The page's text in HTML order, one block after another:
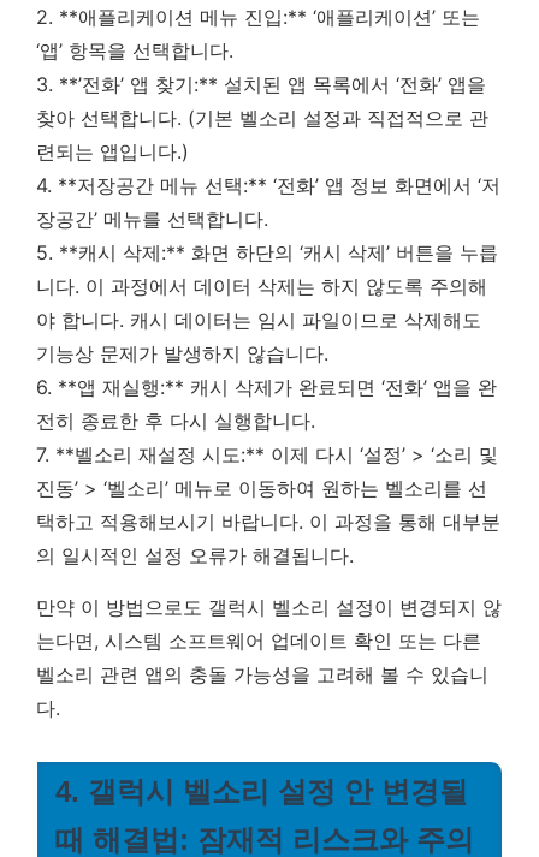
2. **애플리케이션 메뉴 진입:** ‘애플리케이션’ 또는
‘앱’ 항목을 선택합니다.
3. **’전화’ 앱 찾기:** 설치된 앱 목록에서 ‘전화’ 앱을
찾아 선택합니다. (기본 벨소리 설정과 직접적으로 관
련되는 앱입니다.)
4. **저장공간 메뉴 선택:** ‘전화’ 앱 정보 화면에서 ‘저
장공간’ 메뉴를 선택합니다.
5. **캐시 삭제:** 화면 하단의 ‘캐시 삭제’ 버튼을 누릅
니다. 이 과정에서 데이터 삭제는 하지 않도록 주의해
야 합니다. 캐시 데이터는 임시 파일이므로 삭제해도
기능상 문제가 발생하지 않습니다.
6. **앱 재실행:** 캐시 삭제가 완료되면 ‘전화’ 앱을 완
전히 종료한 후 다시 실행합니다.
7. **벨소리 재설정 시도:** 이제 다시 ‘설정’ > ‘소리 및
진동’ > ‘벨소리’ 메뉴로 이동하여 원하는 벨소리를 선
택하고 적용해보시기 바랍니다. 이 과정을 통해 대부분
의 일시적인 설정 오류가 해결됩니다.
만약 이 방법으로도 갤럭시 벨소리 설정이 변경되지 않
는다면, 시스템 소프트웨어 업데이트 확인 또는 다른
벨소리 관련 앱의 충돌 가능성을 고려해 볼 수 있습니
다.
4. 갤럭시 벨소리 설정 안 변경될
때 해결법: 잠재적 리스크와 주의